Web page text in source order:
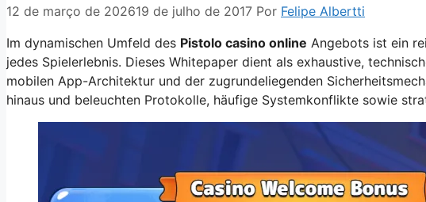
12 de março de 202619 de julho de 2017 Por Felipe Albertti
Im dynamischen Umfeld des Pistolo casino online Angebots ist ein
jedes Spielerlebnis. Dieses Whitepaper dient als exhaustive,
mobilen App-Architektur und der zugrundeliegenden
hinaus und beleuchten Protokolle, häufige Systemkonflikte sowie